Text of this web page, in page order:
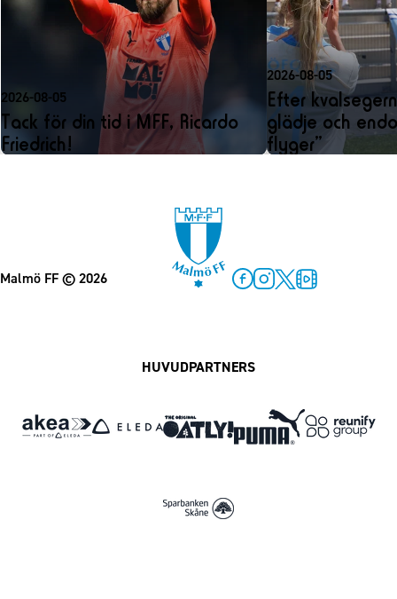
2026-08-05
Tack för din tid i MFF, Ricardo
Friedrich!
2026-08-05
Efter
glädje och
flyger”
Malmö FF© 2026
HUVUDPARTNERS